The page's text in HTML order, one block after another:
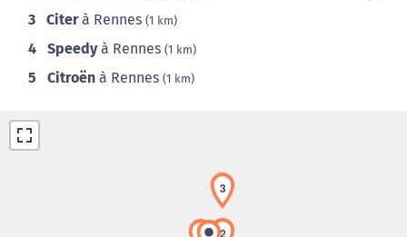
3 Citerà Rennes (1 km)
4 Speedyà Rennes (1 km)
5 Citroën à Rennes (1 km)
2
3